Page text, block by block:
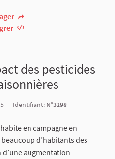
des pesticides
Identifiant: N°3298
en campagne en
d’habitants des
augmentation